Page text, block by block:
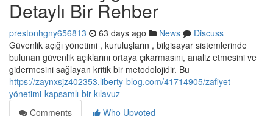
Detaylı Bir Rehber
prestonhgny656813 63 days ago News
Discuss
Güvenlik açığı yönetimi , kuruluşların , bilgisayar sistemlerinde
bulunan güvenlik açıklarını ortaya çıkarmasını, analiz etmesini ve
gidermesini sağlayan kritik bir metodolojidir. Bu
https://zaynxsjz402353.liberty-blog.com/41714905/zafiyet-
yönetimi-kapsamlı-bir-kılavuz
Comments
Who Upvoted